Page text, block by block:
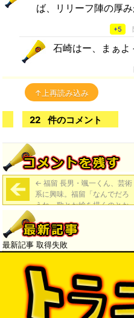
ば、リリーフ陣の厚み
+5
石崎はー、まぁ
↑上再読み込み
22 件のコメント
← 福留 長男・颯一くん、芸術
系に興味。福留「なんでだろ
うね。歌とか絵を描くのとか
も好きなんだよね」
最新記事 取得失敗